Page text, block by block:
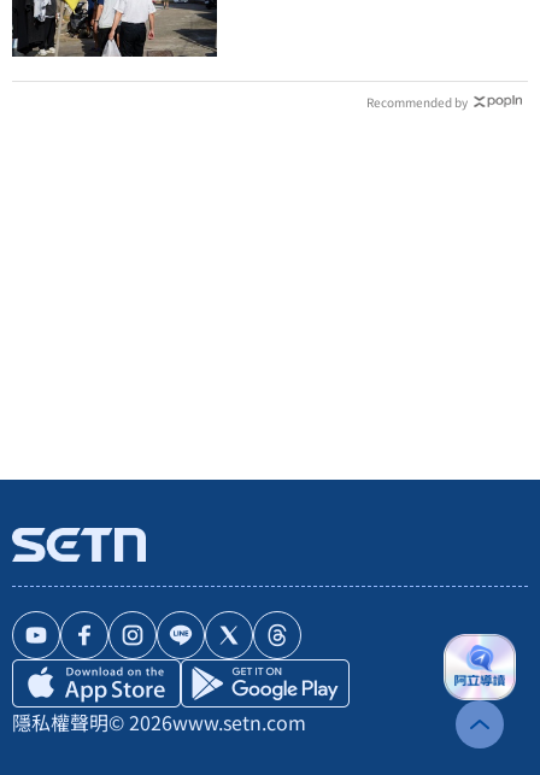
Recommended by
隱私權聲明© 2026www.setn.com